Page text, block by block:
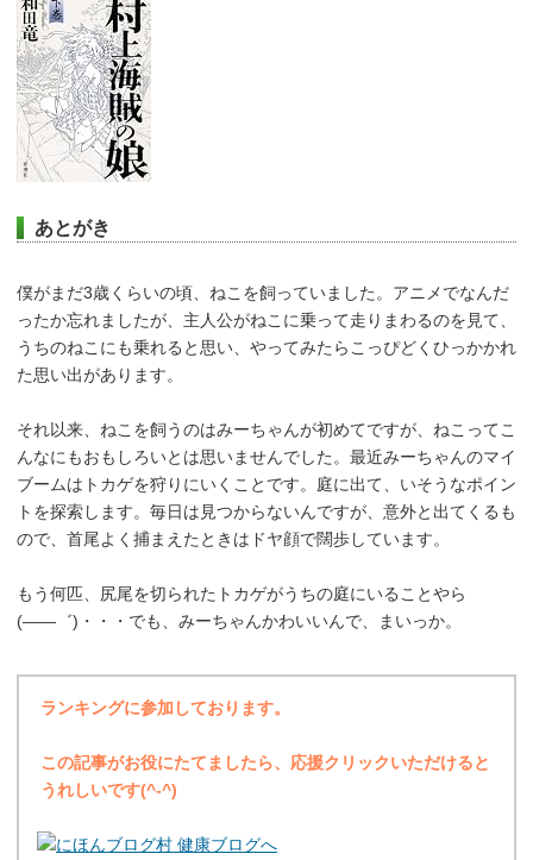
あとがき
僕がまだ3歳くらいの頃、ねこを飼っていました。アニメでなんだ
ったか忘れましたが、主人公がねこに乗って走りまわるのを見て、
うちのねこにも乗れると思い、やってみたらこっぴどくひっかかれ
た思い出があります。
それ以来、ねこを飼うのはみーちゃんが初めてですが、ねこってこ
んなにもおもしろいとは思いませんでした。最近みーちゃんのマイ
ブームはトカゲを狩りにいくことです。庭に出て、いそうなポイン
トを探索します。毎日は見つからないんですが、意外と出てくるも
ので、首尾よく捕まえたときはドヤ顔で闊歩しています。
もう何匹、尻尾を切られたトカゲがうちの庭にいることやら
(――゛)・・・でも、みーちゃんかわいいんで、まいっか。
ランキングに参加しております。
この記事がお役にたてましたら、応援クリックいただけると
うれしいです(^-^)